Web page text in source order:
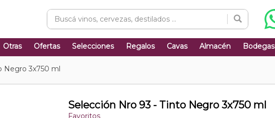
Otras Ofertas Selecciones Regalos Cavas Almacén Bodegas
Negro 3x750 ml
Selección Nro 93 - Tinto Negro 3x750 ml
Favoritos